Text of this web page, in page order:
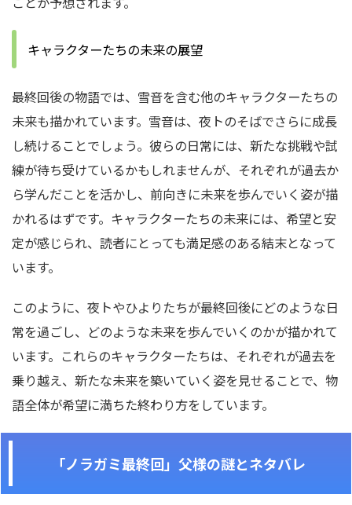
キャラクターたちの未来の展望
最終回後の物語では、雪音を含む他のキャラクターたちの
未来も描かれています。雪音は、夜トのそばでさらに成長
し続けることでしょう。彼らの日常には、新たな挑戦や試
練が待ち受けているかもしれませんが、それぞれが過去か
ら学んだことを活かし、前向きに未来を歩んでいく姿が描
かれるはずです。キャラクターたちの未来には、希望と安
定が感じられ、読者にとっても満足感のある結末となって
います。
このように、夜トやひよりたちが最終回後にどのような日
常を過ごし、どのような未来を歩んでいくのかが描かれて
います。これらのキャラクターたちは、それぞれが過去を
乗り越え、新たな未来を築いていく姿を見せることで、物
語全体が希望に満ちた終わり方をしています。
「ノラガミ最終回」父様の謎とネタバレ